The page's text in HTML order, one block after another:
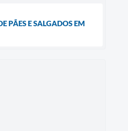
PÃES E SALGADOS EM